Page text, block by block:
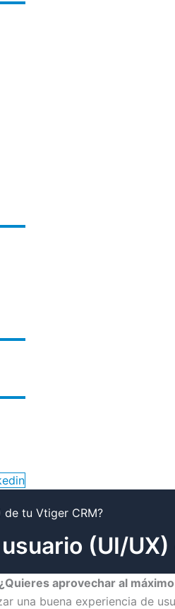
de tu Vtiger CRM?
(UI/
¿Quieres aprovechar al
una buena experiencia de